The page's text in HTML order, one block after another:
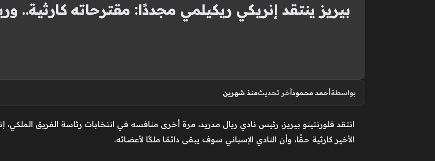
بيريز ينتقد إنريكي ريكيلمي مجددًا: مقترحاته كارثية..
بواسطةأحمد محمودآخر تحديثمنذ شهرين
انتقد فلورنتينو بيريز، رئيس نادي ريال مدريد، مرة أخرى منافسه في انتخابات رئاسة الفريق
الأخير كارثية حقًا، وأن النادي الإسباني سوف يبقى دائمًا ملكًا لأعضائه.